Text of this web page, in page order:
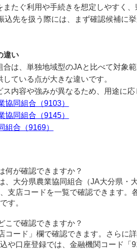
またぐ利用や手続きを想定しやすく
込先を扱う際には、まず確認候補に
違い
合は、単独地域型のJAと比べて対象
ている点が大きな違いです。
内容や強みが異なるため、用途に応
協同組合（9103）
協同組合（9145）
組合（9169）
何が確認できますか？
、大分県農業協同組合（JA大分県・
支店コードを一覧で確認できます。
す。
こで確認できますか？
コード」欄で確認できます。さらに
や口座登録では、金融機関コード